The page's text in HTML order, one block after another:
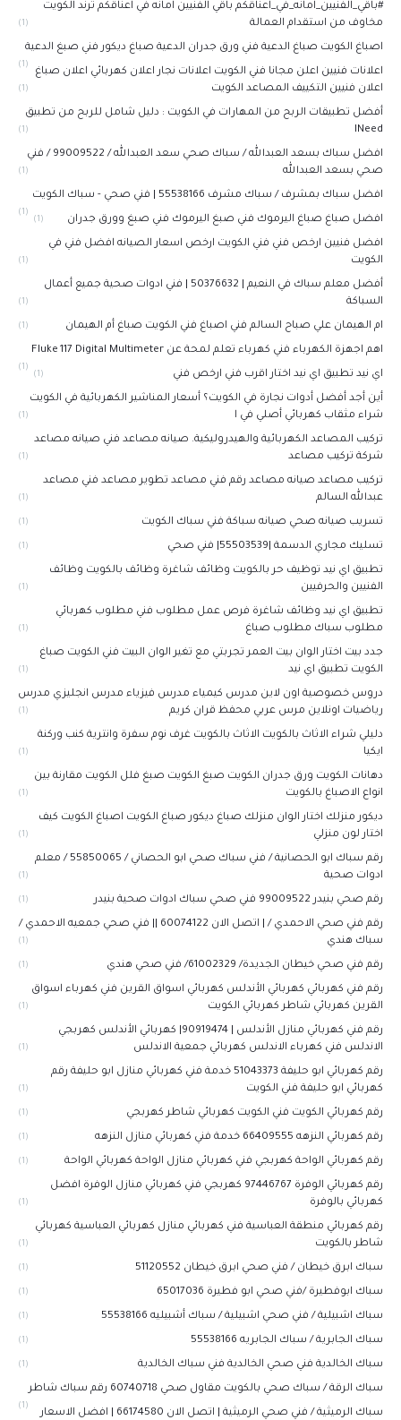
#باقي_الفنيين_امانه_في_اعناقكم باقي الفنيين امانه في اعناقكم ترند الكويت
مخاوف من استقدام العمالة
(1)
اصباغ الكويت صباغ الدعية فني ورق جدران الدعية صباغ ديكور فني صبغ الدعية
(1)
اعلانات فنيين اعلن مجانا فني الكويت اعلانات نجار اعلان كهربائي اعلان صباغ
اعلان فنيين التكييف المصاعد الكويت
(1)
أفضل تطبيقات الربح من المهارات في الكويت : دليل شامل للربح من تطبيق
INeed
(1)
افضل سباك بسعد العبدالله / سباك صحي سعد العبدالله / 99009522 / فني
صحي بسعد العبدالله
(1)
افضل سباك بمشرف / سباك مشرف 55538166 | فني صحي - سباك الكويت
(1)
افضل صباغ صباغ اليرموك فني صبغ اليرموك فني صبغ وورق جدران (1)
افضل فنيين ارخص فني فني الكويت ارخص اسعار الصيانه افضل فني في
الكويت
(1)
أفضل معلم سباك في النعيم | 50376632 | فني ادوات صحية جميع أعمال
السباكة
(1)
ام الهيمان علي صباح السالم فني اصباغ فني الكويت صباغ أم الهيمان (1)
اهم اجهزة الكهرباء فني كهرباء تعلم لمحة عن Fluke 117 Digital Multimeter
(1)
اي نيد تطبيق اي نيد اختار اقرب فني ارخص فني (1)
أين أجد أفضل أدوات نجارة في الكويت؟ أسعار المناشير الكهربائية في الكويت
شراء مثقاب كهربائي أصلي في ا
(1)
تركيب المصاعد الكهربائية والهيدروليكية. صيانه مصاعد فني صيانه مصاعد
شركة تركيب مصاعد
(1)
تركيب مصاعد صيانه مصاعد رقم فني مصاعد تطوير مصاعد فني مصاعد
عبدالله السالم
(1)
تسريب صيانه صحي صيانه سباكة فني سباك الكويت (1)
تسليك مجاري الدسمة |55503539| فني صحي (1)
تطبيق اي نيد توظيف حر بالكويت وظائف شاغرة وظائف بالكويت وظائف
الفنيين والحرفيين
(1)
تطبيق اي نيد وظائف شاغرة فرص عمل مطلوب فني مطلوب كهربائي
مطلوب سباك مطلوب صباغ
(1)
جدد بيت اختار الوان بيت العمر تجربتي مع تغير الوان البيت فني الكويت صباغ
الكويت تطبيق اي نيد
(1)
دروس خصوصية اون لاين مدرس كيمياء مدرس فيزياء مدرس انجليزي مدرس
رياضيات اونلاين مرس عربي محفظ قران كريم
(1)
دليلي شراء الاثاث بالكويت الاثاث بالكويت غرف نوم سفرة وانترية كنب وركنة
ايكيا
(1)
دهانات الكويت ورق جدران الكويت صبغ الكويت صبغ فلل الكويت مقارنة بين
انواع الاصباغ بالكويت
(1)
ديكور منزلك اختار الوان منزلك صباغ ديكور صباغ الكويت اصباغ الكويت كيف
اختار لون منزلي
(1)
رقم سباك ابو الحصانية / فني سباك صحي ابو الحصاني / 55850065 / معلم
ادوات صحية
(1)
رقم صحي بنيدر 99009522 فني صحي سباك ادوات صحية بنيدر (1)
رقم فني صحي الاحمدي / | اتصل الان 60074122 || فني صحي جمعيه الاحمدي /
سباك هندي
(1)
رقم فني صحي خيطان الجديدة/ 61002329/ فني صحي هندي (1)
رقم فني كهربائي كهربائي الأندلس كهربائي اسواق القرين فني كهرباء اسواق
القرين كهربائي شاطر كهربائي الكويت
(1)
رقم فني كهربائي منازل الأندلس | 90919474| كهربائي الأندلس كهربجي
الاندلس فني كهرباء الاندلس كهربائي جمعية الاندلس
(1)
رقم كهربائي ابو حليفة 51043373 خدمة فني كهربائي منازل ابو حليفة رقم
كهربائي ابو حليفة فني الكويت
(1)
رقم كهربائي الكويت فني الكويت كهربائي شاطر كهربجي (1)
رقم كهربائي النزهه 66409555 خدمة فني كهربائي منازل النزهه (1)
رقم كهربائي الواحة كهربجي فني كهربائي منازل الواحة كهربائي الواحة (1)
رقم كهربائي الوفرة 97446767‬ كهربجي فني كهربائي منازل الوفرة افضل
كهربائي بالوفرة
(1)
رقم كهربائي منطقة العباسية فني كهربائي منازل كهربائي العباسية كهربائي
شاطر بالكويت
(1)
سباك ابرق خيطان / فني صحي ابرق خيطان 51120552 (1)
سباك ابوفطيرة /فني صحي ابو فطيرة 65017036 (1)
سباك اشبيلية / فني صحي اشبيلية / سباك أشبيليه 55538166 (1)
سباك الجابرية / سباك الجابريه 55538166 (1)
سباك الخالدية فني صحي الخالدية فني سباك الخالدية (1)
سباك الرقة / سباك صحي بالكويت مقاول صحي 60740718 رقم سباك شاطر
(1)
سباك الرميثية / فني صحي الرميثية | اتصل الان 66174580 | افضل الاسعار